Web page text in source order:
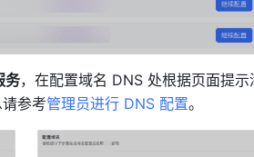
务，在配置域名 DNS 处根据页面提示
参考管理员进行 DNS 配置。